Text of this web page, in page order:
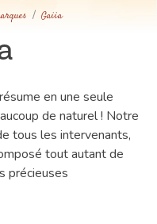
Gaiia
en une seule
de naturel ! Notre
tous les intervenants,
tout autant de
précieuses